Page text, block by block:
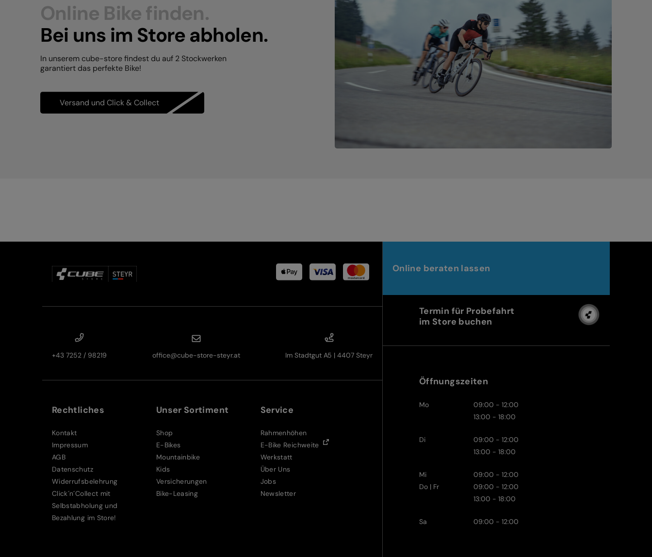
Online Bike finden.
Bei uns im Store abholen.
In unserem cube-store findest du auf 2 Stockwerken
garantiert das perfekte Bike!
Versand und Click & Collect
+43 7252 / 98219 office@cube-store-steyr.at Im Stadtgut A5 | 4407 Steyr
Rechtliches
Kontakt
Impressum
AGB
Datenschutz
Widerrufsbelehrung
Click´n´Collect mit
Selbstabholung und
Bezahlung im Store!
Unser Sortiment
Shop
E-Bikes
Mountainbike
Kids
Versicherungen
Bike-Leasing
Service
Rahmenhöhen
E-Bike Reichweite
Werkstatt
Über Uns
Jobs
Newsletter
Online beraten lassen
Termin für Probefahrt
im Store buchen
Öffnungszeiten
Mo
09:00 - 12:00
13:00 - 18:00
Di
09:00 - 12:00
13:00 - 18:00
Mi
09:00 - 12:00
Do | Fr
09:00 - 12:00
13:00 - 18:00
Sa 09:00 - 12:00